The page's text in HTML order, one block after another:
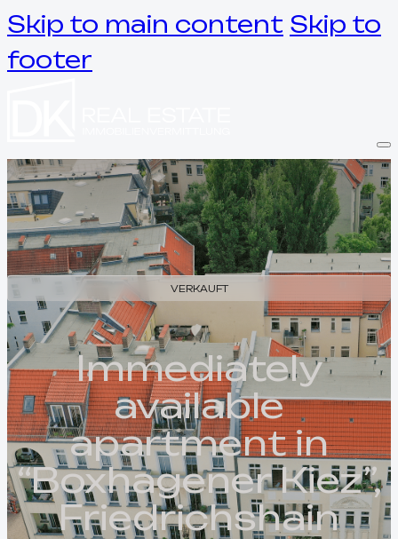
Skip to main content Skip to
footer
VERKAUFT
Immediately
available
apartment in
“Boxhagener Kiez”,
Friedrichshain